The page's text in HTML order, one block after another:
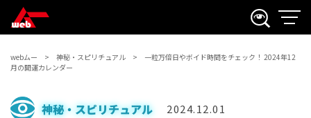
webムー 神秘・スピリチュアル
一粒万倍日やボイド時間をチェック！ 2024年12
月の開運カレンダー
神秘・スピリチュアル 2024.12.01